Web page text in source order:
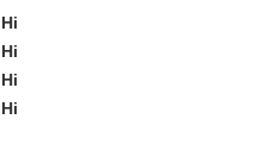
Ні
Ні
Ні
Ні